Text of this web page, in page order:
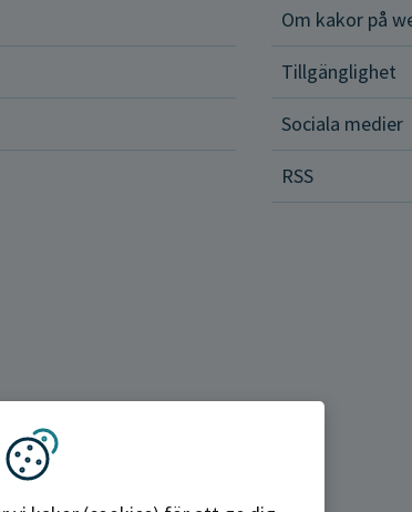
Om kakor på
Tillgänglighet
Sociala medier
RSS
Vi använder kakor